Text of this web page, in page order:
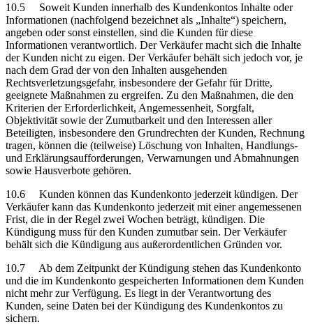
10.5 Soweit Kunden innerhalb des Kundenkontos Inhalte oder
Informationen (nachfolgend bezeichnet als „Inhalte“) speichern,
angeben oder sonst einstellen, sind die Kunden für diese
Informationen verantwortlich. Der Verkäufer macht sich die Inhalte
der Kunden nicht zu eigen. Der Verkäufer behält sich jedoch vor, je
nach dem Grad der von den Inhalten ausgehenden
Rechtsverletzungsgefahr, insbesondere der Gefahr für Dritte,
geeignete Maßnahmen zu ergreifen. Zu den Maßnahmen, die den
Kriterien der Erforderlichkeit, Angemessenheit, Sorgfalt,
Objektivität sowie der Zumutbarkeit und den Interessen aller
Beteiligten, insbesondere den Grundrechten der Kunden, Rechnung
tragen, können die (teilweise) Löschung von Inhalten, Handlungs-
und Erklärungsaufforderungen, Verwarnungen und Abmahnungen
sowie Hausverbote gehören.
10.6 Kunden können das Kundenkonto jederzeit kündigen. Der
Verkäufer kann das Kundenkonto jederzeit mit einer angemessenen
Frist, die in der Regel zwei Wochen beträgt, kündigen. Die
Kündigung muss für den Kunden zumutbar sein. Der Verkäufer
behält sich die Kündigung aus außerordentlichen Gründen vor.
10.7 Ab dem Zeitpunkt der Kündigung stehen das Kundenkonto
und die im Kundenkonto gespeicherten Informationen dem Kunden
nicht mehr zur Verfügung. Es liegt in der Verantwortung des
Kunden, seine Daten bei der Kündigung des Kundenkontos zu
sichern.